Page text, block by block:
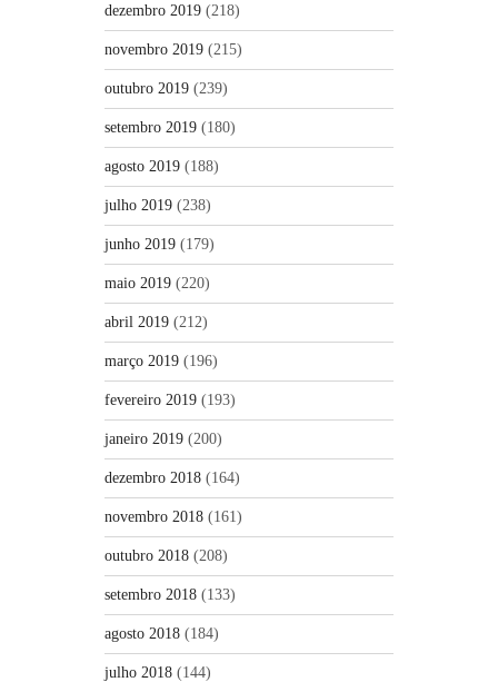
dezembro 2019 (218)
novembro 2019 (215)
outubro 2019 (239)
setembro 2019 (180)
agosto 2019 (188)
julho 2019 (238)
junho 2019 (179)
maio 2019 (220)
abril 2019 (212)
março 2019 (196)
fevereiro 2019 (193)
janeiro 2019 (200)
dezembro 2018 (164)
novembro 2018 (161)
outubro 2018 (208)
setembro 2018 (133)
agosto 2018 (184)
julho 2018 (144)